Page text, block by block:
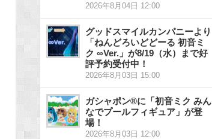
2026年8月04日 12:00
グッドスマイルカンパニーより
「ねんどろいどどーる 初音ミ
ク ∞Ver.」が8/19（水）まで好
評予約受付中！
2026年8月03日 15:00
ガシャポン®に「初音ミク みん
なでプールフィギュア」が登
場！
2026年8月03日 12:00